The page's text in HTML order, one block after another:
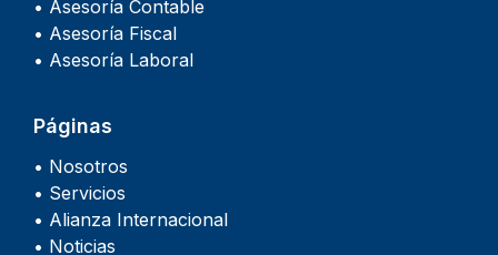
• Asesoría Contable
• Asesoría Fiscal
• Asesoría Laboral
Páginas
• Nosotros
• Servicios
• Alianza Internacional
• Noticias